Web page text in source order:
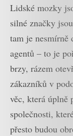
Lidské mozky
silné značky
tam je nesmírně
agentů – to je
brzy, rázem
zákazníků v
věc, která úplně
společnosti,
přesto budou